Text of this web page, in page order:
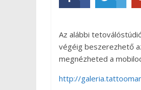
Az alábbi
végéig beszerezhető
megnézheted a
http://